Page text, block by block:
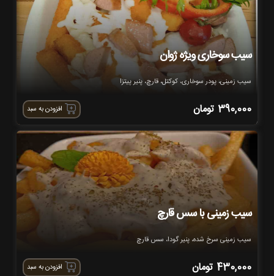
سیب سوخاری ویژه ژوان
سیب زمینی، پودر سوخاری، کوکتل، قارچ، پنیر پیتزا
390,000 تومان افزودن به سبد
سیب زمینی با سس قارچ
سیب زمینی سرخ شده، پنیر گودا، سس قارچ
430,000 تومان افزودن به سبد